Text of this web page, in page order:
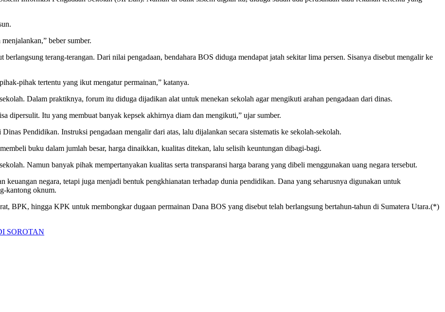
beber sumber.
terang-terangan. Dari nilai pengadaan, bendahara BOS diduga mendapat jatah sekitar lima persen. Sisanya disebut mengalir ke
pihak tertentu yang ikut mengatur permainan,” katanya.
Dalam praktiknya, forum itu diduga dijadikan alat untuk menekan sekolah agar mengikuti arahan pengadaan dari dinas.
dipersulit. Itu yang membuat banyak kepsek akhirnya diam dan mengikuti,” ujar sumber.
Pendidikan. Instruksi pengadaan mengalir dari atas, lalu dijalankan secara sistematis ke sekolah-sekolah.
buku dalam jumlah besar, harga dinaikkan, kualitas ditekan, lalu selisih keuntungan dibagi-bagi.
Namun banyak pihak mempertanyakan kualitas serta transparansi harga barang yang dibeli menggunakan uang negara tersebut.
keuangan negara, tetapi juga menjadi bentuk pengkhianatan terhadap dunia pendidikan. Dana yang seharusnya digunakan untuk
kantong oknum.
BPK, hingga KPK untuk membongkar dugaan permainan Dana BOS yang disebut telah berlangsung bertahun-tahun di Sumatera Utara.(*)